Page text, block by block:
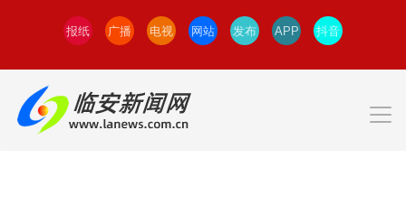
报纸 广播 电视 网站 发布 APP 抖音